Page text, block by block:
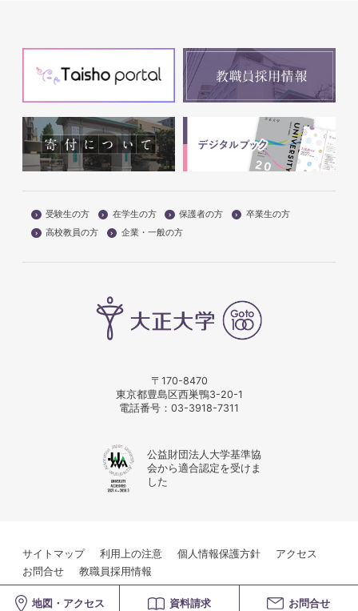
受験生の方 在学生の方 保護者の方
卒業生の方
高校教員の方
企業・一般の方
〒170-8470
東京都豊島区西巣鴨3-20-1
電話番号： 03-3918-7311
公益財団法人大学基準協
会から適合認定を受けま
した
サイトマップ 利用上の注意 個人情報保護方針
アクセス
お問合せ
教職員採用情報
地図・アクセス 資料請求 お問合せ